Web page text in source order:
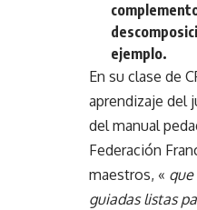
ejemplo.
En su clase de
aprendizaje del
del manual
Federación
maestros, «
guiadas listas